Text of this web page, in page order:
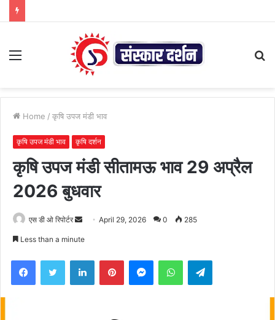
Menu
Home / कृषि उपज मंडी भाव
कृषि उपज मंडी भाव कृषि दर्शन
कृषि उपज मंडी सीतामऊ भाव 29 अप्रैल
2026 बुधवार
एस डी ओ रिपोर्टर
Send April 29, 2026 0 285
Less than a minute
FacebookTwitter LinkedInPinterestMessengerWhatsAppTelegram